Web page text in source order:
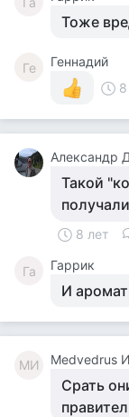
Тоже
Ге
Геннадий
Александр
Такой
8 лет
Га Гаррик
И
MИ Medvedrus
Срать